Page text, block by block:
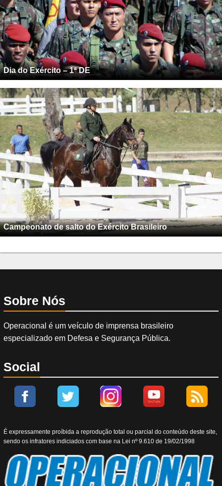
Dia do Exército – 1ª DE
Campeonato de salto do Exército Brasileiro
Sobre Nós
Operacional é um veículo de imprensa brasileiro
especializado em Defesa e Segurança Pública.
Social
É expressamente proíbida a reprodução total ou parcial do conteúdo deste site,
sendo os infratores indiciados com base na Lei nº 9.610 de 19/02/1998